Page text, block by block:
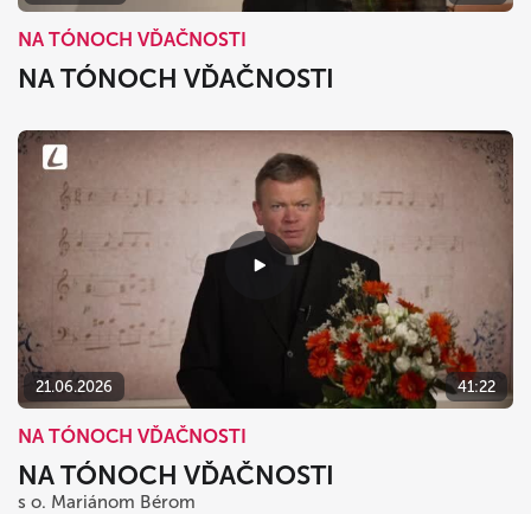
NA TÓNOCH VĎAČNOSTI
NA TÓNOCH VĎAČNOSTI
21.06.2026 41:22
NA TÓNOCH VĎAČNOSTI
NA TÓNOCH VĎAČNOSTI
s o. Mariánom Bérom